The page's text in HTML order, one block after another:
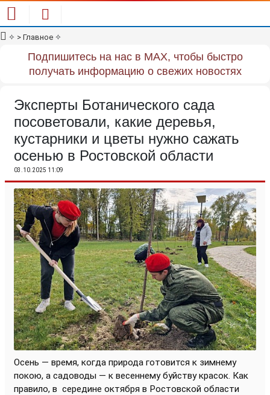
✧ > Главное ✧
Подпишитесь на нас в MAX, чтобы быстро
получать информацию о свежих новостях
Эксперты Ботанического сада
посоветовали, какие деревья,
кустарники и цветы нужно сажать
осенью в Ростовской области
03.10.2025 11:09
Осень — время, когда природа готовится к зимнему
покою, а садоводы — к весеннему буйству красок. Как
правило, в середине октября в Ростовской области